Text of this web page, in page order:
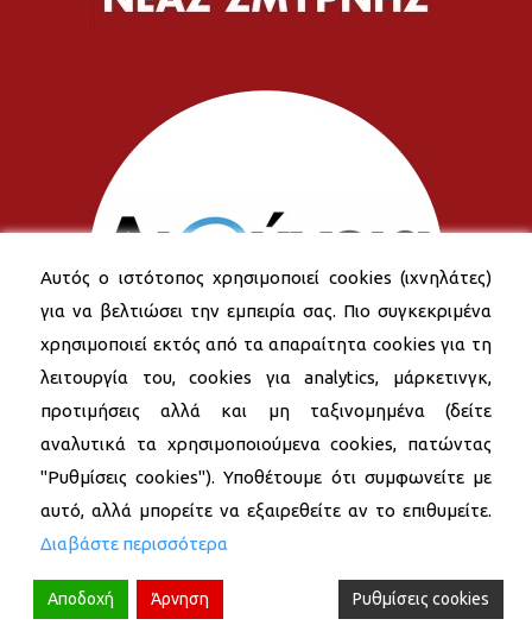
© 2026 Δήμος Νέας Σμύρνης
Αυτός ο ιστότοπος χρησιμοποιεί cookies (ιχνηλάτες)
για να βελτιώσει την εμπειρία σας. Πιο συγκεκριμένα
χρησιμοποιεί εκτός από τα απαραίτητα cookies για τη
λειτουργία του, cookies για analytics, μάρκετινγκ,
προτιμήσεις αλλά και μη ταξινομημένα (δείτε
αναλυτικά τα χρησιμοποιούμενα cookies, πατώντας
"Ρυθμίσεις cookies"). Υποθέτουμε ότι συμφωνείτε με
αυτό, αλλά μπορείτε να εξαιρεθείτε αν το επιθυμείτε.
Διαβάστε περισσότερα
Αποδοχή Άρνηση Ρυθμίσεις cookies